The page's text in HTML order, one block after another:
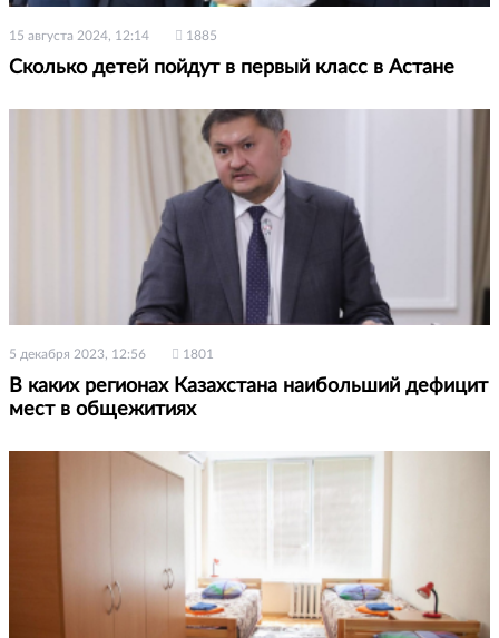
15 августа 2024, 12:14 1885
Сколько детей пойдут в первый класс в Астане
5 декабря 2023, 12:56 1801
В каких регионах Казахстана наибольший дефицит
мест в общежитиях